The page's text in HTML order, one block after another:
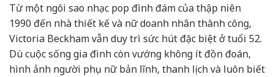
Từ một ngôi sao nhạc pop đình đám của thập niên
1990 đến nhà thiết kế và nữ doanh nhân thành công,
Victoria Beckham vẫn duy trì sức hút đặc biệt ở tuổi 52.
Dù cuộc sống gia đình còn vướng không ít đồn đoán,
hình ảnh người phụ nữ bản lĩnh, thanh lịch và luôn biết